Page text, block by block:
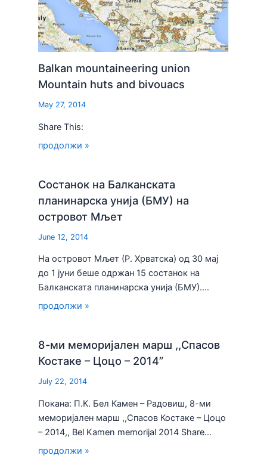
Balkan mountaineering union
Mountain huts and bivouacs
May 27, 2014
Share This:
продолжи »
Состанок на Балканската
планинарска унија (БМУ) на
островот Мљет
June 12, 2014
На островот Мљет (Р. Хрватска) од 30 мај
до 1 јуни беше одржан 15 состанок на
Балканската планинарска унија (БМУ).…
продолжи »
8-ми меморијален марш ,,Спасов
Костаке – Цоцо – 2014”
July 22, 2014
Покана: П.К. Бел Камен – Радовиш, 8-ми
меморијален марш ,,Спасов Костаке – Цоцо
– 2014,, Bel Kamen memorijal 2014 Share…
продолжи »